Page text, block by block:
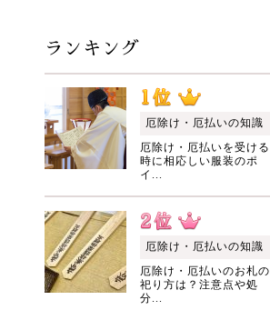
ランキング
厄除け・厄払いの知識
厄除け・厄払いを受ける
時に相応しい服装のポ
イ...
厄除け・厄払いの知識
厄除け・厄払いのお札の
祀り方は？注意点や処
分...